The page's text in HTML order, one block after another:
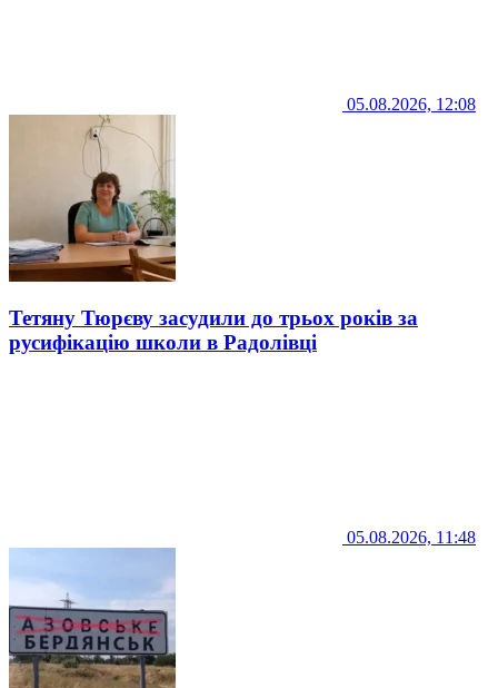
05.08.2026, 12:08
Тетяну Тюрєву засудили до трьох років за
русифікацію школи в Радолівці
05.08.2026, 11:48